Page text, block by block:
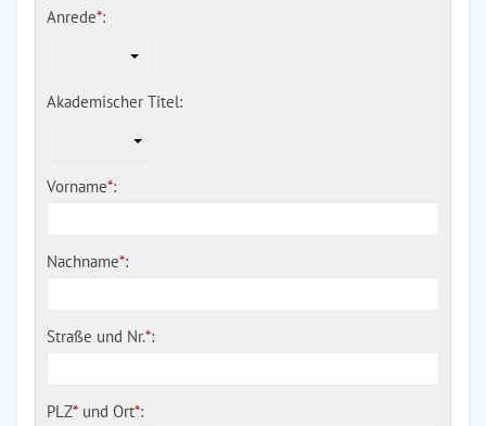
Anrede*:
Akademischer Titel:
Vorname*:
Nachname*:
Straße und Nr.*:
PLZ* und Ort*: